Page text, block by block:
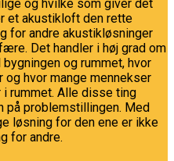
og hvilke som giver det
et akustikloft den rette
for andre akustikløsninger
Det handler i høj grad om
og rummet, hvor
og hvor mange mennekser
rummet. Alle disse ting
på problemstillingen. Med
løsning for den ene er ikke
for andre.